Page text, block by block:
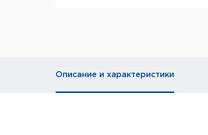
Описание и характеристики